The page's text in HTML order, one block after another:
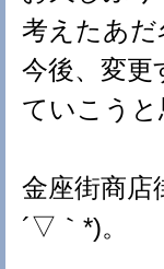
考えたあだ
今後、変
ていこうと
金座街商
´▽｀*)。